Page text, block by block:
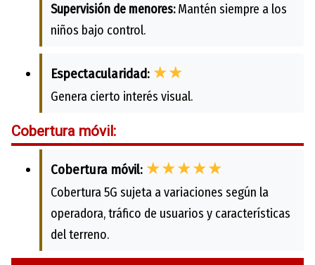
Supervisión de menores:Mantén siempre a los
niños bajo control.
Espectacularidad: ★★
Genera cierto interés visual.
Cobertura móvil:
Cobertura móvil: ★★★★★
Cobertura 5G sujeta a variaciones según la
operadora, tráfico de usuarios y características
del terreno.